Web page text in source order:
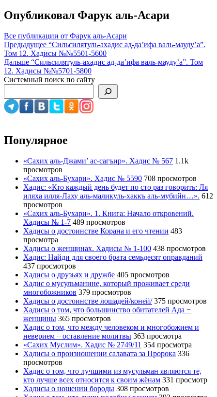
Опубликовал Фарук аль-Асари
Все публикации от Фарук аль-Асари
Навигация
по
записям
Предыдущее “Сильсилятуль-ахадис ад-да’ифа валь-мауду’а”.
Том 12. Хадисы №№5501-5600
Дальше “Сильсилятуль-ахадис ад-да’ифа валь-мауду’а”. Том
12. Хадисы №№5701-5800
Системный поиск по сайту
Популярное
«Сахих аль-Джами’ ас-сагъир». Хадис № 567 1.1k
просмотров
«Сахих аль-Бухари». Хадис № 5590 708 просмотров
Хадис: «Кто каждый день будет по сто раз говорить: Ля
иляха илля-Лаху аль-маликуль-хаккъ аль-мубийн…». 612
просмотров
«Сахих аль-Бухари». 1. Книга: Начало откровений.
Хадисы № 1-7 489 просмотров
Хадисы о достоинстве Корана и его чтении 483
просмотра
Хадисы о женщинах. Хадисы № 1-100 438 просмотров
Хадис: Найди для своего брата семьдесят оправданий
437 просмотров
Хадисы о друзьях и дружбе 405 просмотров
Хадис о мусульманине, который проживает среди
многобожников 379 просмотров
Хадисы о достоинстве лошадей/коней/ 375 просмотров
Хадисы о том, что большинство обитателей Ада −
женщины 365 просмотров
Хадис о том, что между человеком и многобожием и
неверием – оставление молитвы 363 просмотра
«Сахих Муслим». Хадис № 2749/11 354 просмотра
Хадисы о произношении салавата за Пророка 336
просмотров
Хадис о том, что лучшими из мусульман являются те,
кто лучше всех относится к своим жёнам 331 просмотр
Хадисы о ношении бороды 308 просмотров